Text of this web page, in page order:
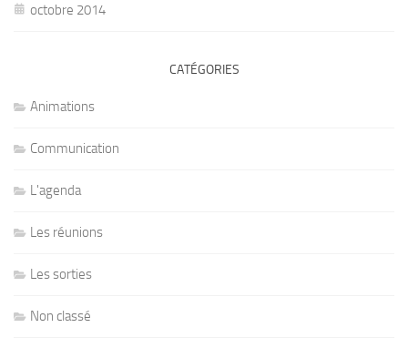
octobre 2014
CATÉGORIES
Animations
Communication
L'agenda
Les réunions
Les sorties
Non classé